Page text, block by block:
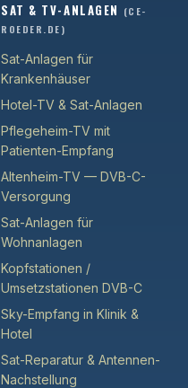
SAT & TV-ANLAGEN (CE-
ROEDER.DE)
Sat-Anlagen für
Krankenhäuser
Hotel-TV & Sat-Anlagen
Pflegeheim-TV mit
Patienten-Empfang
Altenheim-TV — DVB-C-
Versorgung
Sat-Anlagen für
Wohnanlagen
Kopfstationen /
Umsetzstationen DVB-C
Sky-Empfang in Klinik &
Hotel
Sat-Reparatur & Antennen-
Nachstellung